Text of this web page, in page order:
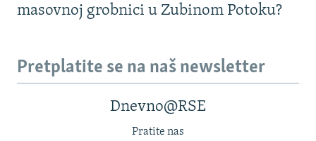
masovnoj grobnici u Zubinom Potoku?
Pretplatite se na naš newsletter
Dnevno@RSE
Pratite nas